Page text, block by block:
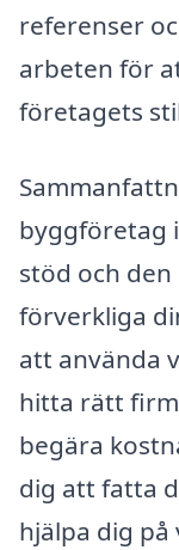
referenser
arbeten för
företagets
byggföretag
stöd och
förverkliga
att använda
hitta rätt
begära
dig att fatta
hjälpa dig